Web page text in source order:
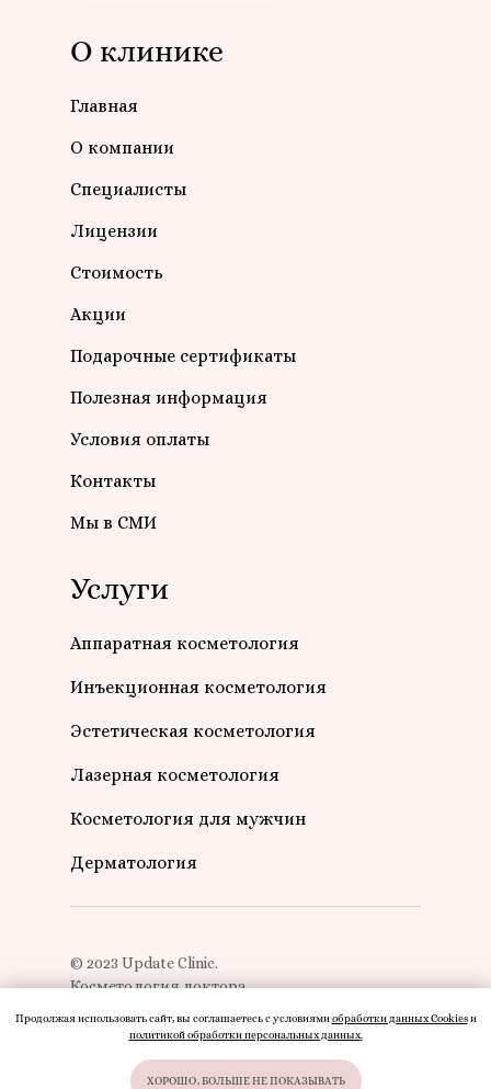
Продолжая использовать сайт, вы соглашаетесь с условиямиобработки данных Cookiesи
политикой обработки персональных данных.
ХОРОШО, БОЛЬШЕ НЕ ПОКАЗЫВАТЬ
О клинике
Главная
О компании
Специалисты
Лицензии
Услуги
Аппаратная косметология
Инъекционная косметология
Эстетическая косметология
Лазерная косметология
Косметология для мужчин
Дерматология
© 2023 Update Сlinic.
Косметология доктора
Стоимость
Подарочные сертификаты
Акции
Полезная информация
Условия оплаты
Контакты
Мы в СМИ